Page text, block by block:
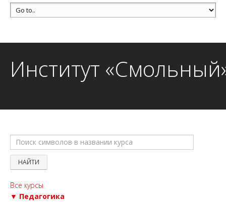
Институт
Все курсы
▼ Педагогика